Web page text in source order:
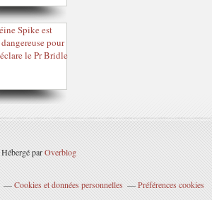
Hébergé parOverblog
Cookies et données personnelles Préférences cookies